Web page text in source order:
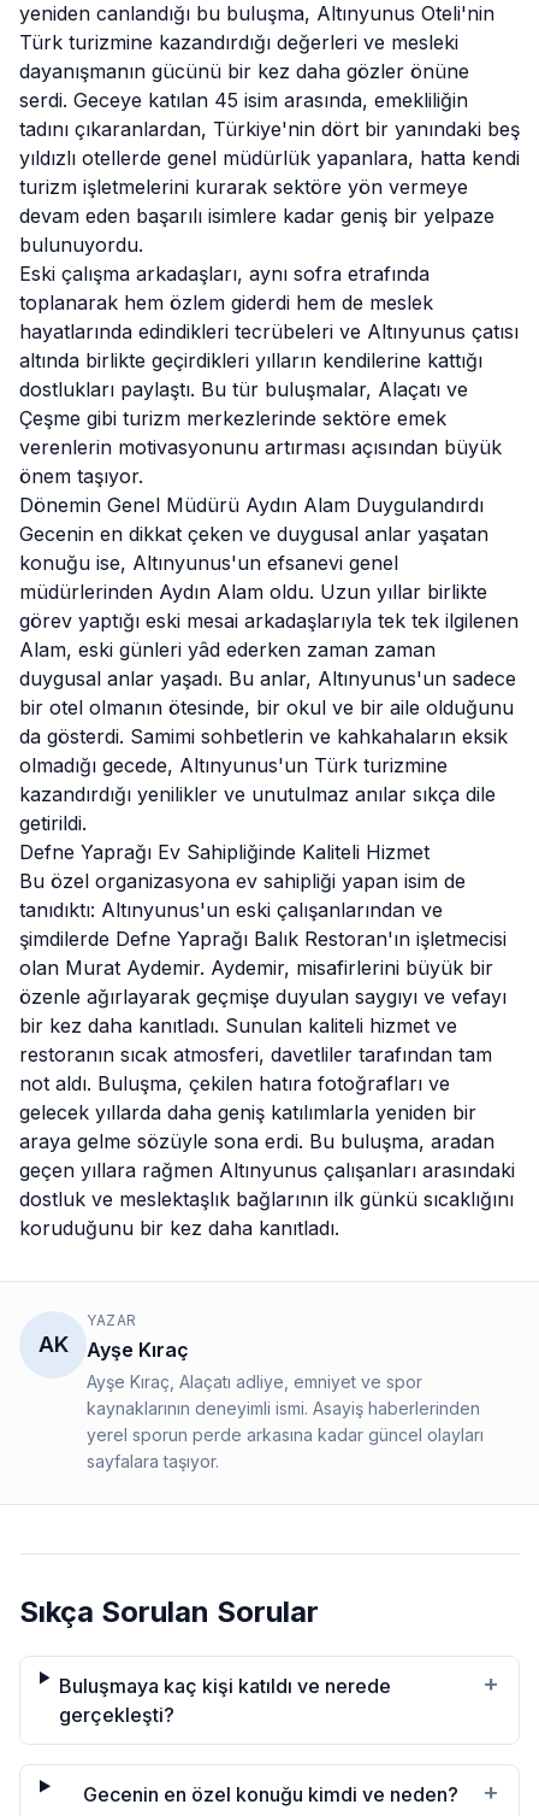
yeniden canlandığı bu buluşma, Altınyunus Oteli'nin
Türk turizmine kazandırdığı değerleri ve mesleki
dayanışmanın gücünü bir kez daha gözler önüne
serdi. Geceye katılan 45 isim arasında, emekliliğin
tadını çıkaranlardan, Türkiye'nin dört bir yanındaki beş
yıldızlı otellerde genel müdürlük yapanlara, hatta kendi
turizm işletmelerini kurarak sektöre yön vermeye
devam eden başarılı isimlere kadar geniş bir yelpaze
bulunuyordu.
Eski çalışma arkadaşları, aynı sofra etrafında
toplanarak hem özlem giderdi hem de meslek
hayatlarında edindikleri tecrübeleri ve Altınyunus çatısı
altında birlikte geçirdikleri yılların kendilerine kattığı
dostlukları paylaştı. Bu tür buluşmalar, Alaçatı ve
Çeşme gibi turizm merkezlerinde sektöre emek
verenlerin motivasyonunu artırması açısından büyük
önem taşıyor.
Dönemin Genel Müdürü Aydın Alam Duygulandırdı
Gecenin en dikkat çeken ve duygusal anlar yaşatan
konuğu ise, Altınyunus'un efsanevi genel
müdürlerinden Aydın Alam oldu. Uzun yıllar birlikte
görev yaptığı eski mesai arkadaşlarıyla tek tek ilgilenen
Alam, eski günleri yâd ederken zaman zaman
duygusal anlar yaşadı. Bu anlar, Altınyunus'un sadece
bir otel olmanın ötesinde, bir okul ve bir aile olduğunu
da gösterdi. Samimi sohbetlerin ve kahkahaların eksik
olmadığı gecede, Altınyunus'un Türk turizmine
kazandırdığı yenilikler ve unutulmaz anılar sıkça dile
getirildi.
Defne Yaprağı Ev Sahipliğinde Kaliteli Hizmet
Bu özel organizasyona ev sahipliği yapan isim de
tanıdıktı: Altınyunus'un eski çalışanlarından ve
şimdilerde Defne Yaprağı Balık Restoran'ın işletmecisi
olan Murat Aydemir. Aydemir, misafirlerini büyük bir
özenle ağırlayarak geçmişe duyulan saygıyı ve vefayı
bir kez daha kanıtladı. Sunulan kaliteli hizmet ve
restoranın sıcak atmosferi, davetliler tarafından tam
not aldı. Buluşma, çekilen hatıra fotoğrafları ve
gelecek yıllarda daha geniş katılımlarla yeniden bir
araya gelme sözüyle sona erdi. Bu buluşma, aradan
geçen yıllara rağmen Altınyunus çalışanları arasındaki
dostluk ve meslektaşlık bağlarının ilk günkü sıcaklığını
koruduğunu bir kez daha kanıtladı.
AK
YAZAR
Ayşe Kıraç
Ayşe Kıraç, Alaçatı adliye, emniyet ve spor
kaynaklarının deneyimli ismi. Asayiş haberlerinden
yerel sporun perde arkasına kadar güncel olayları
sayfalara taşıyor.
Sıkça Sorulan Sorular
Buluşmaya kaç kişi katıldı ve nerede
gerçekleşti?
+
Gecenin en özel konuğu kimdi ve neden? +